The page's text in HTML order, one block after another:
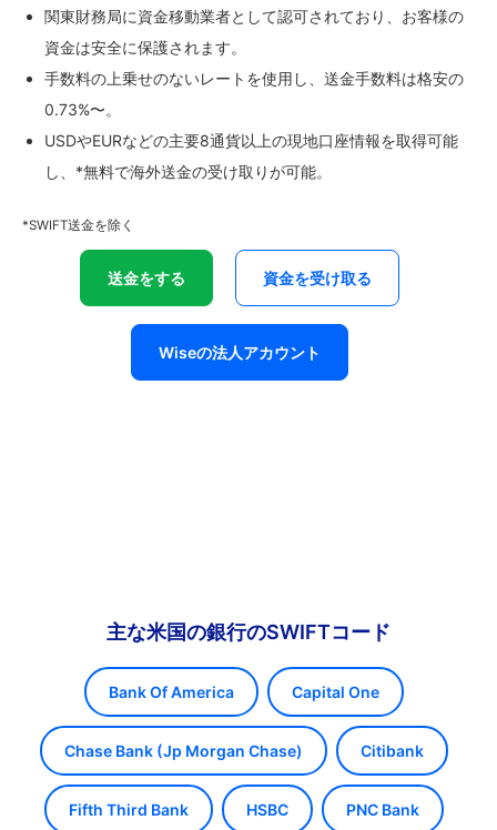
関東財務局に資金移動業者として認可されており、お客様の
資金は安全に保護されます。
手数料の上乗せのないレートを使用し、送金手数料は格安の
0.73%〜。
USDやEURなどの主要8通貨以上の現地口座情報を取得可能
し、*無料で海外送金の受け取りが可能。
*SWIFT送金を除く
送金をする 資金を受け取る
Wiseの法人アカウント
主な米国の銀行のSWIFTコード
Bank Of America Capital One
Chase Bank (Jp Morgan Chase) Citibank
Fifth Third Bank HSBC PNC Bank